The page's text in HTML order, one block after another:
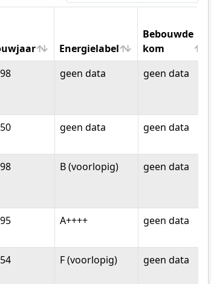
Energielabel
Bebouwde
kom
Energielabel
Bebouwde
kom
geen data geen data
geen data geen data
B (voorlopig) geen data
A++++ geen data
F (voorlopig) geen data